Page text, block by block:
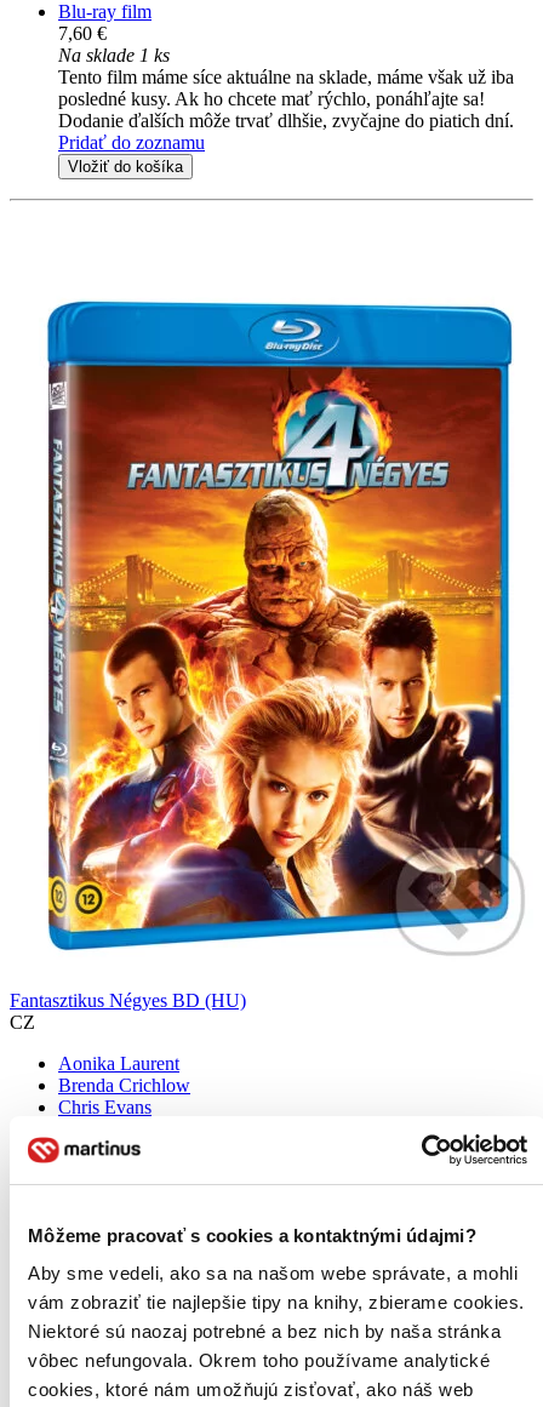
Môžeme pracovať s cookies a kontaktnými údajmi?
Aby sme vedeli, ako sa na našom webe správate, a mohli
vám zobraziť tie najlepšie tipy na knihy, zbierame cookies.
Niektoré sú naozaj potrebné a bez nich by naša stránka
vôbec nefungovala. Okrem toho používame analytické
cookies, ktoré nám umožňujú zisťovať, ako náš web
Blu-ray film
7,60 €
Na sklade 1 ks
Tento film máme síce aktuálne na sklade, máme však už iba
posledné kusy. Ak ho chcete mať rýchlo, ponáhľajte sa!
Dodanie ďalších môže trvať dlhšie, zvyčajne do piatich dní.
Pridať do zoznamu
Vložiť do košíka
Fantasztikus Négyes BD (HU)
CZ
Aonika Laurent
Brenda Crichlow
Chris Evans
Daniel Bacon
štvorka". Príbeh sleduje skupinu vedcov, ktorí po experimente v
Fantastic) môže natiahnuť svoje telo...
Blu-ray film
7,90 €
Do 3 – 5 dní
Tento produkt momentálne nemáme na sklade, ale zvyčajne